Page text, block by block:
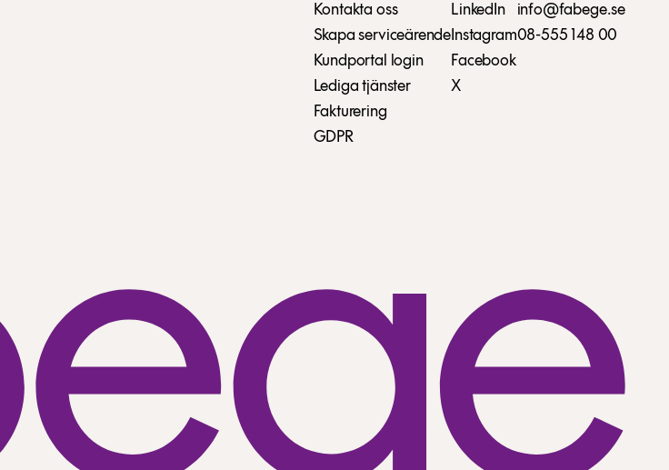
Kontakta oss
Skapa serviceärende
Kundportal login
Lediga tjänster
Fakturering
GDPR
LinkedIn
Instagram
Facebook
X
info@fabege.se
08-555 148 00